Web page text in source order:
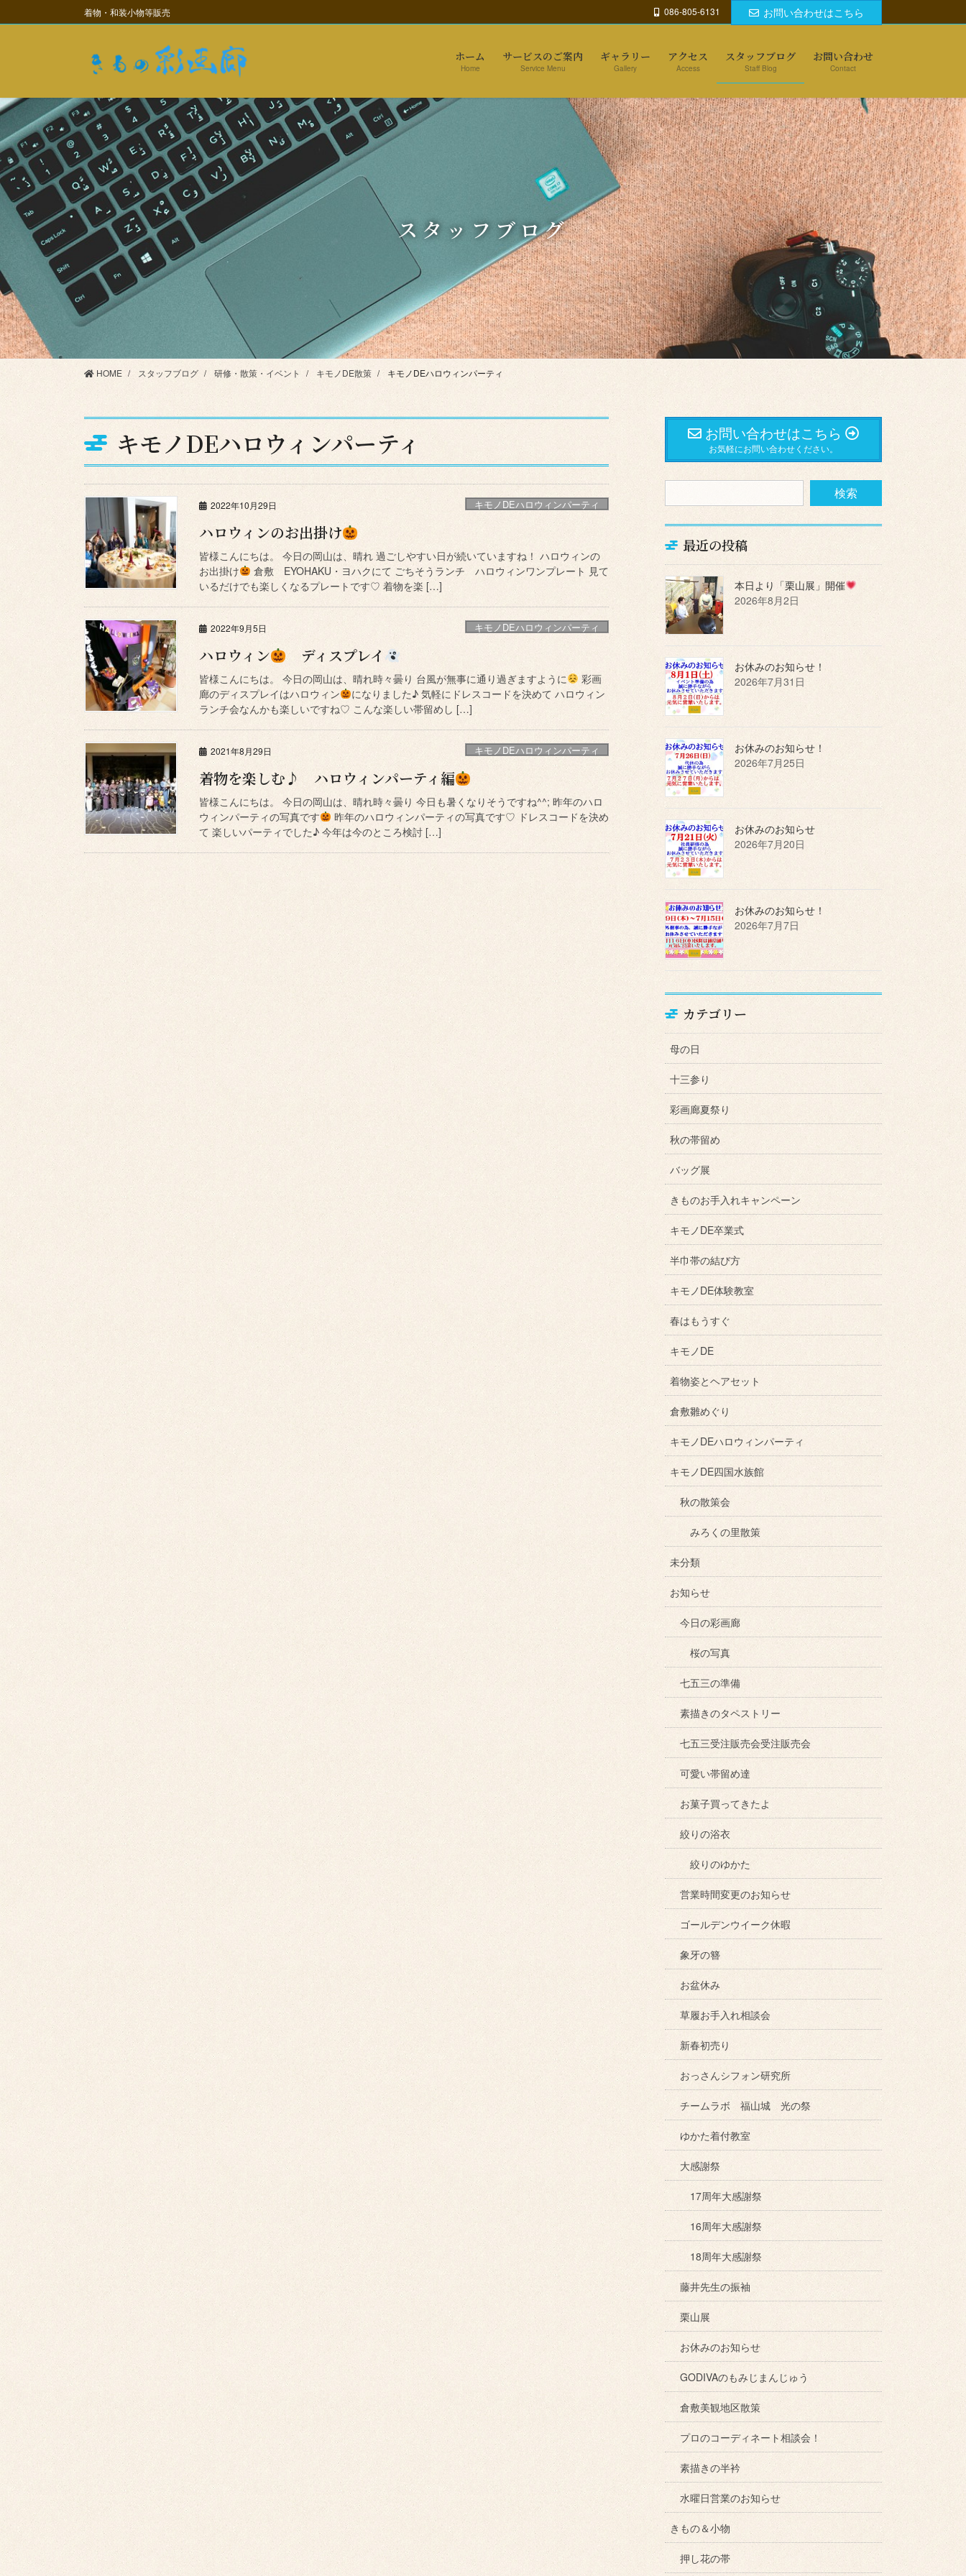
ン
に
移
ビ
ョ
ン
移
動
着物・和装小物等販売 086-805-6131 お問い合わせはこちら
ホーム
Home
サービスのご案内
Service Menu
ギャラリー
Gallery
アクセス
Access
スタッフブログ
Staff Blog
お問い合わせ
Contact
スタッフブログ
HOME スタッフブログ 研修・散策・イベント キモノDE散策 キモノDEハロウィンパーティ
キモノDEハロウィンパーティ
2022年10月29日 キモノDEハロウィンパーティ
ハロウィンのお出掛け
皆様こんにちは。 今日の岡山は、晴れ 過ごしやすい日が続いていますね！ ハロウィンの
お出掛け
倉敷 EYOHAKU・ヨハクにて ごちそうランチ ハロウィンワンプレート 見て
いるだけでも楽しくなるプレートです♡ 着物を楽 […]
2022年9月5日 キモノDEハロウィンパーティ
ハロウィン ディスプレイ
皆様こんにちは。 今日の岡山は、晴れ時々曇り 台風が無事に通り過ぎますように
彩画
廊のディスプレイはハロウィン
になりました♪ 気軽にドレスコードを決めて ハロウィン
ランチ会なんかも楽しいですね♡ こんな楽しい帯留めし […]
2021年8月29日 キモノDEハロウィンパーティ
着物を楽しむ♪ ハロウィンパーティ編
皆様こんにちは。 今日の岡山は、晴れ時々曇り 今日も暑くなりそうですね^^; 昨年のハロ
ウィンパーティの写真です
昨年のハロウィンパーティの写真です♡ ドレスコードを決め
て 楽しいパーティでした♪ 今年は今のところ検討 […]
お問い合わせはこちら
お気軽にお問い合わせください。
最近の投稿
本日より「栗山展」開催
2026年8月2日
お休みのお知らせ！
2026年7月31日
お休みのお知らせ！
2026年7月25日
お休みのお知らせ
2026年7月20日
お休みのお知らせ！
2026年7月7日
カテゴリー
母の日
十三参り
彩画廊夏祭り
秋の帯留め
バッグ展
きものお手入れキャンペーン
キモノDE卒業式
半巾帯の結び方
キモノDE体験教室
春はもうすぐ
キモノDE
着物姿とヘアセット
倉敷雛めぐり
キモノDEハロウィンパーティ
キモノDE四国水族館
秋の散策会
みろくの里散策
未分類
お知らせ
今日の彩画廊
桜の写真
七五三の準備
素描きのタペストリー
七五三受注販売会受注販売会
可愛い帯留め達
お菓子買ってきたよ
絞りの浴衣
絞りのゆかた
営業時間変更のお知らせ
ゴールデンウイーク休暇
象牙の簪
お盆休み
草履お手入れ相談会
新春初売り
おっさんシフォン研究所
チームラボ 福山城 光の祭
ゆかた着付教室
大感謝祭
17周年大感謝祭
16周年大感謝祭
18周年大感謝祭
藤井先生の振袖
栗山展
お休みのお知らせ
GODIVAのもみじまんじゅう
倉敷美観地区散策
プロのコーディネート相談会！
素描きの半衿
水曜日営業のお知らせ
きもの＆小物
押し花の帯